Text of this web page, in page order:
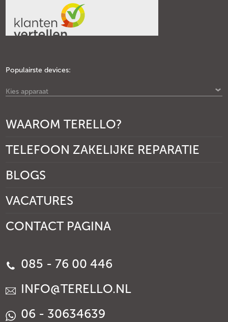
Populairste devices:
Kies apparaat
WAAROM TERELLO?
TELEFOON ZAKELIJKE REPARATIE
BLOGS
VACATURES
CONTACT PAGINA
085 - 76 00 446
INFO@TERELLO.NL
06 - 30634639